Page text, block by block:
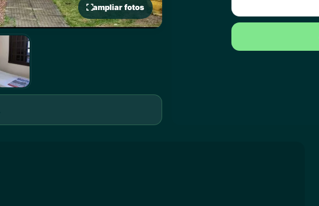
ampliar fotos